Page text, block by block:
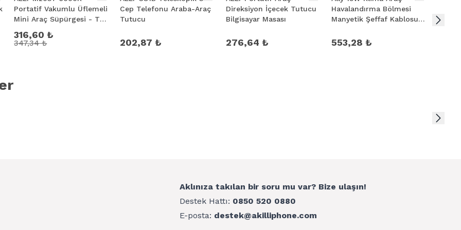
Portatif Vakumlu Üflemeli
Mini Araç Süpürgesi - Toz
316,60 ₺
347,34 ₺
Cep Telefonu Araba-Araç
Tutucu
202,87 ₺
Direksiyon İçecek Tutucu
Bilgisayar Masası
276,64 ₺
Havalandırma Bölmesi
Manyetik Şeffaf Kablosuz
553,28 ₺
Aklınıza takılan bir soru mu var? Bize ulaşın!
Destek Hattı: 0850 520 0880
E-posta: destek@akilliphone.com